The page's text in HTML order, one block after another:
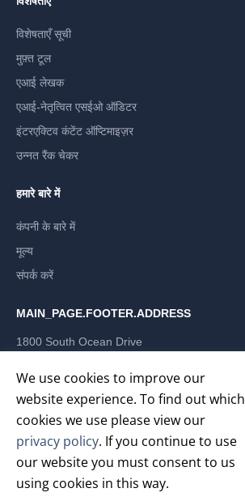
We use cookies to improve our
website experience. To find out which
cookies we use please view our
privacy policy. If you continue to use
our website you must consent to us
using cookies in this way.
विशेषताएँ सूची
मुफ़्त टूल
एआई लेखक
एआई-नेतृत्वित एसईओ ऑडिटर
इंटरएक्टिव कंटेंट ऑप्टिमाइज़र
उन्नत रैंक चेकर
हमारे बारे में
कंपनी के बारे में
मूल्य
संपर्क करें
MAIN_PAGE.FOOTER.ADDRESS
1800 South Ocean Drive
LABRIKA INC